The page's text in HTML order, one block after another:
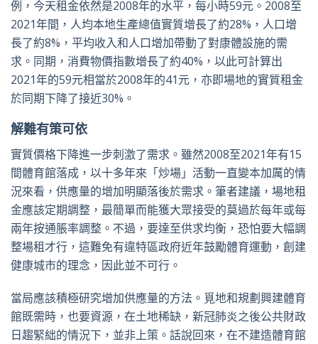
例，今天租金依然是2008年的水平，每小時59元。2008至
2021年間，人均本地生產總值實質增長了約28%，人口增
長了約8%，平均收入和人口增加帶動了對康體設施的需
求。同期，消費物價指數增長了約40%，以此可計算出
2021年的59元相當於2008年的41元，亦即場地的實質租金
於同期下降了接近30%。
解難有策可依
實質價格下降進一步刺激了需求。雖然2008至2021年有15
間體育館落成，以十多年來「炒場」活動一直變本加厲的情
況來看，供應量的增加明顯落後於需求。筆者建議，場地租
金應該定期調整，最簡單而能獲大眾接受的莫過於每年或每
兩年按通脹率調整。不過，要達至供求均衡，恐怕要大幅調
整場租才行，這難免有違特區政府近年鼓勵體育運動，創建
健康城市的理念，因此並不可行。
當局應該積極研究增加供應量的方法。覓地和規劃興建體育
館既需時，也要資源，在土地稀缺，新冠肺炎之後公共財政
日趨緊絀的情況下，並非上策。話說回來，在不建造體育館